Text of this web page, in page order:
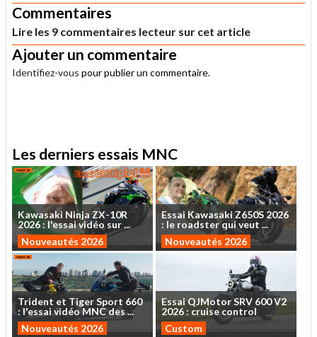
Commentaires
Lire les 9 commentaires lecteur sur cet article
Ajouter un commentaire
Identifiez-vous pour publier un commentaire.
Les derniers essais MNC
Kawasaki NinjaZX-10R
2026: l'essaividéo sur...
Nouveautés 2026
Essai Kawasaki Z650S 2026
: le roadsterquiveut ...
Nouveautés 2026
Trident et TigerSport 660
: l'essaividéo MNCdes...
Nouveautés 2026
EssaiQJMotorSRV 600V2
2026 : cruise control
Custom